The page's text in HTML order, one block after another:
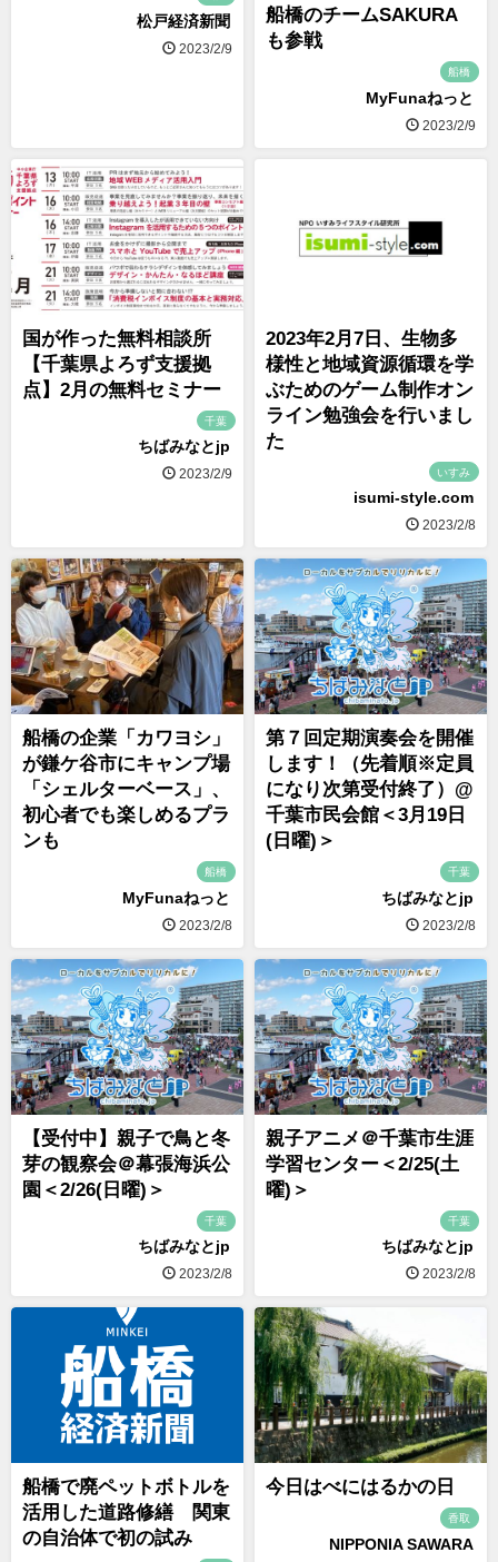
松戸経済新聞
2023/2/9
船橋のチームSAKURA
も参戦
船橋
MyFunaねっと
2023/2/9
国が作った無料相談所
【千葉県よろず支援拠
点】2月の無料セミナー
千葉
ちばみなとjp
2023/2/9
2023年2月7日、生物多
様性と地域資源循環を学
ぶためのゲーム制作オン
ライン勉強会を行いまし
た
いすみ
isumi-style.com
2023/2/8
船橋の企業「カワヨシ」
が鎌ケ谷市にキャンプ場
「シェルターベース」、
初心者でも楽しめるプラ
ンも
船橋
MyFunaねっと
2023/2/8
第７回定期演奏会を開催
します！（先着順※定員
になり次第受付終了）@
千葉市民会館＜3月19日
(日曜)＞
千葉
ちばみなとjp
2023/2/8
【受付中】親子で鳥と冬
芽の観察会＠幕張海浜公
園＜2/26(日曜)＞
千葉
ちばみなとjp
2023/2/8
親子アニメ＠千葉市生涯
学習センター＜2/25(土
曜)＞
千葉
ちばみなとjp
2023/2/8
船橋で廃ペットボトルを
活用した道路修繕 関東
の自治体で初の試み
今日はべにはるかの日
香取
NIPPONIA SAWARA